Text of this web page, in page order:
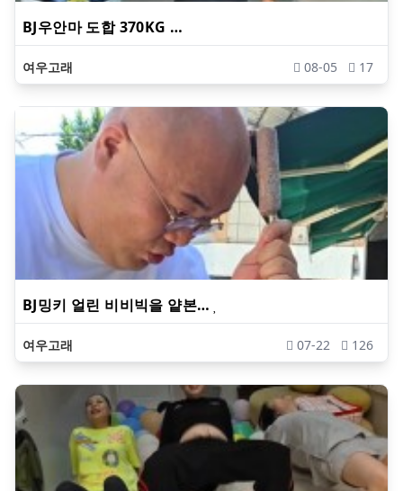
BJ우안마 도합 370KG …
여우고래 08-05 17
BJ밍키 얼린 비비빅을 얕본…
여우고래 07-22 126